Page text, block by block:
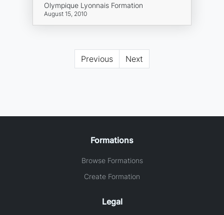
Olympique Lyonnais Formation
August 15, 2010
Previous Next
Formations
Browse Formations
Create Formation
Legal